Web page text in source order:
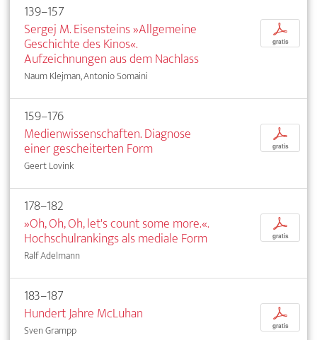
139–157
Sergej M. Eisensteins »Allgemeine
Geschichte des Kinos«.
Aufzeichnungen aus dem Nachlass
Naum Klejman, Antonio Somaini
p
gratis
159–176
Medienwissenschaften. Diagnose
einer gescheiterten Form
Geert Lovink
p
gratis
178–182
»Oh, Oh, Oh, let's count some more.«.
Hochschulrankings als mediale Form
Ralf Adelmann
p
gratis
183–187
Hundert Jahre McLuhan
Sven Grampp
p
gratis